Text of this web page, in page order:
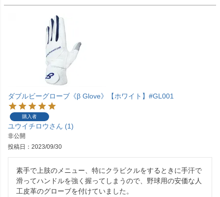
ダブルビーグローブ《β Glove》【ホワイト】#GL001
購入者
ユウイチロウ 1
非公開
投稿日
2023/09/30
素手で上肢のメニュー、特にクラビクルをするときに手汗で
滑ってハンドルを強く握ってしまうので、野球用の安価な人
工皮革のグローブを付けていました。